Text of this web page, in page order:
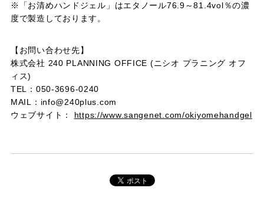
※「お清めハンドジェル」はエタノール76.9～81.4vol％の濃
度で製造しております。
【お問い合わせ先】
株式会社 240 PLANNING OFFICE (ニシオ プラニング オフ
ィス)
TEL：050-3696-0240
MAIL：info@240plus.com
ウェブサイト： https://www.sangenet.com/okiyomehandgel